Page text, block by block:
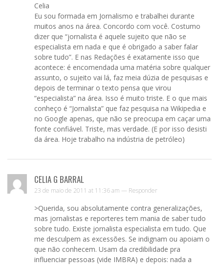
Celia
Eu sou formada em Jornalismo e trabalhei durante
muitos anos na área. Concordo com você. Costumo
dizer que “jornalista é aquele sujeito que não se
especialista em nada e que é obrigado a saber falar
sobre tudo”. E nas Redações é exatamente isso que
acontece: é encomendada uma matéria sobre qualquer
assunto, o sujeito vai lá, faz meia dúzia de pesquisas e
depois de terminar o texto pensa que virou
“especialista” na área. Isso é muito triste. E o que mais
conheço é “Jornalista” que faz pesquisa na Wikipedia e
no Google apenas, que não se preocupa em caçar uma
fonte confiável. Triste, mas verdade. (E por isso desisti
da área. Hoje trabalho na indústria de petróleo)
CELIA G BARRAL
23 de maio de 2011 at 11:36 am — Responder
>Querida, sou absolutamente contra generalizações,
mas jornalistas e reporteres tem mania de saber tudo
sobre tudo. Existe jornalista especialista em tudo. Que
me desculpem as excessões. Se indignam ou apoiam o
que não conhecem. Usam da credibilidade pra
influenciar pessoas (vide IMBRA) e depois: nada a